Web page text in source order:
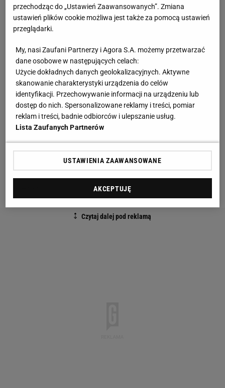
Niestety już w pierwszym pojedynku los skrzyżował
ze sobą obie radomianki i lepszą okazała się dużo
samym jedna z podopiecznych Katarzyny
CHmielewskiej musiała pożegnać się zturniejem
W drugiej rundzie Gołda pokonała Martynę
Mackiewicz z K.T. GAT Gdańsk. W końcu w
pojedynku ćwierćfinałowym radomianka trafiła na
rozstawiona z numerem drugim - Dominikę
Podhajecką. W tym spotkaniu trwającym ponad
dwie godziny lepsza okazała się tenisistka z
przechodząc do „Ustawień Zaawansowanych”. Zmiana
ustawień plików cookie możliwa jest także za pomocą ustawień
przeglądarki.
My, nasi Zaufani Partnerzy i Agora S.A. możemy przetwarzać
dane osobowe w następujących celach:
Użycie dokładnych danych geolokalizacyjnych. Aktywne
skanowanie charakterystyki urządzenia do celów
identyfikacji. Przechowywanie informacji na urządzeniu lub
dostęp do nich. Spersonalizowane reklamy i treści, pomiar
reklam i treści, badnie odbiorców i ulepszanie usług.
Lista Zaufanych Partnerów
USTAWIENIA ZAAWANSOWANE
AKCEPTUJĘ